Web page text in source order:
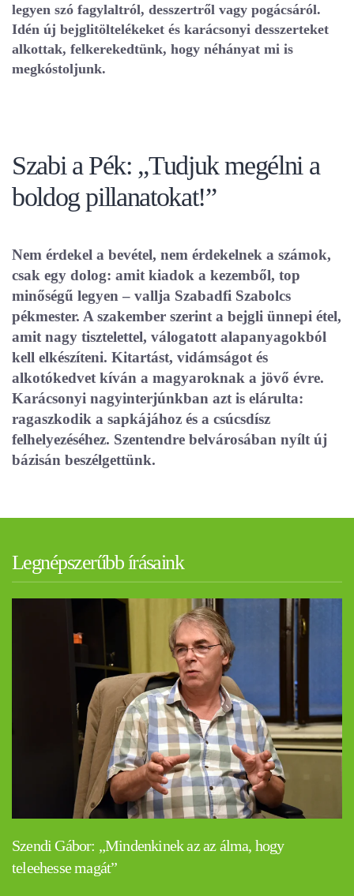
legyen szó fagylaltról, desszertről vagy pogácsáról.
Idén új bejglitöltelékeket és karácsonyi desszerteket
alkottak, felkerekedtünk, hogy néhányat mi is
megkóstoljunk.
Szabi a Pék: „Tudjuk megélni a
boldog pillanatokat!”
Nem érdekel a bevétel, nem érdekelnek a számok,
csak egy dolog: amit kiadok a kezemből, top
minőségű legyen – vallja Szabadfi Szabolcs
pékmester. A szakember szerint a bejgli ünnepi étel,
amit nagy tisztelettel, válogatott alapanyagokból
kell elkészíteni. Kitartást, vidámságot és
alkotókedvet kíván a magyaroknak a jövő évre.
Karácsonyi nagyinterjúnkban azt is elárulta:
ragaszkodik a sapkájához és a csúcsdísz
felhelyezéséhez. Szentendre belvárosában nyílt új
bázisán beszélgettünk.
Legnépszerűbb írásaink
Szendi Gábor: „Mindenkinek az az álma, hogy
teleehesse magát”